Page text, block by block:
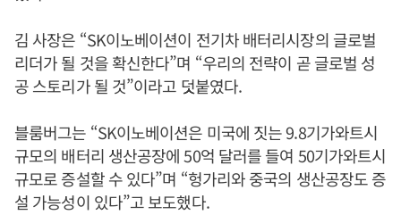
김 사장은 “SK이노베이션이 전기차 배터리시장의 글로벌
리더가 될 것을 확신한다”며 “우리의 전략이 곧 글로벌 성
공 스토리가 될 것”이라고 덧붙였다.
블룸버그는 “SK이노베이션은 미국에 짓는 9.8기가와트시
규모의 배터리 생산공장에 50억 달러를 들여 50기가와트시
규모로 증설할 수 있다”며 “헝가리와 중국의 생산공장도 증
설 가능성이 있다”고 보도했다.